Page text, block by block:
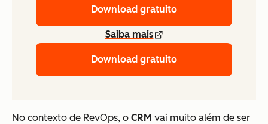
Download gratuito
Saiba mais
Download gratuito
No contexto de RevOps, o CRM vai muito além de ser